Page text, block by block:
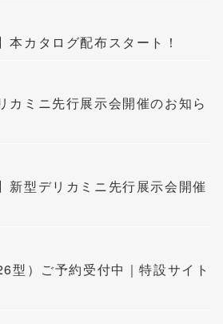
本カタログ配布スタート！
カミニ先行展示会開催のお知ら
新型デリカミニ先行展示会開催
型）ご予約受付中｜特設サイト